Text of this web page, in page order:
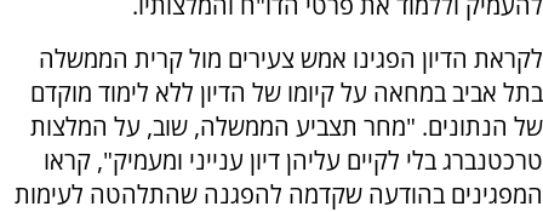
לקראת הדיון הפגינו אמש צעירים מול קרית הממשלה
בתל אביב במחאה על קיומו של הדיון ללא לימוד מוקדם
של הנתונים. "מחר תצביע הממשלה, שוב, על המלצות
טרכטנברג בלי לקיים עליהן דיון ענייני ומעמיק", קראו
המפגינים בהודעה שקדמה להפגנה שהתלהטה לעימות